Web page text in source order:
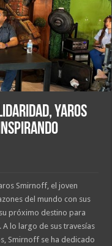
Yaros
Smirnoff, el joven
del mundo con sus
próximo destino para
lo largo de sus travesías
Smirnoff se ha dedicado